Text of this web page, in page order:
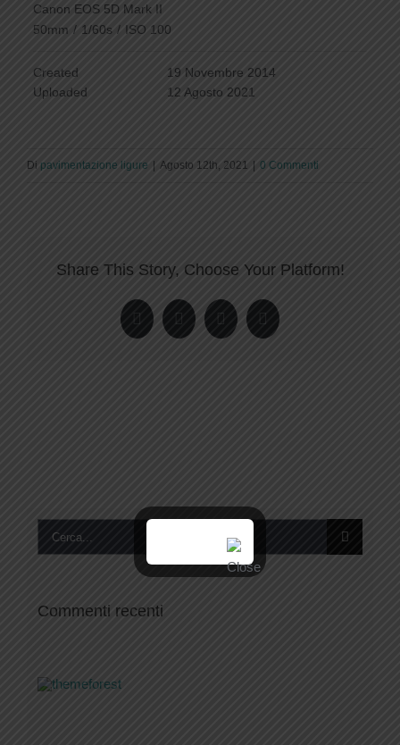
Canon EOS 5D Mark II
50mm / 1/60s / ISO 100
Created
19 Novembre 2014
Uploaded
12 Agosto 2021
Di pavimentazione ligure | Agosto 12th, 2021 | 0 Commenti
Share This Story, Choose Your Platform!
FacebookTwitterLinkedInPinterest
Cerca
Commenti recenti